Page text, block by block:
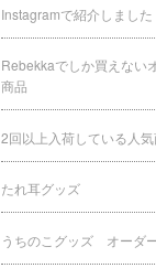
Instagramで紹介しました
Rebekkaでしか買えない
商品
2回以上入荷している人
たれ耳グッズ
うちのこグッズ オーダ